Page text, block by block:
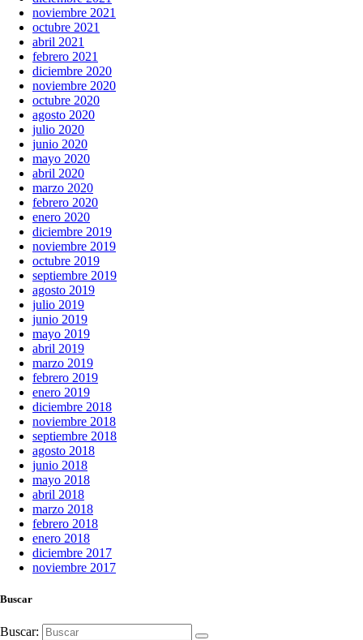
noviembre 2021
octubre 2021
abril 2021
febrero 2021
diciembre 2020
noviembre 2020
octubre 2020
agosto 2020
julio 2020
junio 2020
mayo 2020
abril 2020
marzo 2020
febrero 2020
enero 2020
diciembre 2019
noviembre 2019
octubre 2019
septiembre 2019
agosto 2019
julio 2019
junio 2019
mayo 2019
abril 2019
marzo 2019
febrero 2019
enero 2019
diciembre 2018
noviembre 2018
septiembre 2018
agosto 2018
junio 2018
mayo 2018
abril 2018
marzo 2018
febrero 2018
enero 2018
diciembre 2017
noviembre 2017
Buscar
Buscar: